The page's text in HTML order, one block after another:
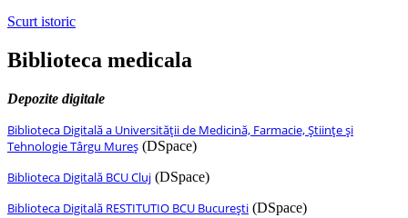
Scurt istoric
Biblioteca medicala
Depozite digitale
Biblioteca Digitală a Universității de Medicină, Farmacie, Științe și
Tehnologie Târgu Mureș (DSpace)
Biblioteca Digitală BCU Cluj (DSpace)
Biblioteca Digitală RESTITUTIO BCU București (DSpace)